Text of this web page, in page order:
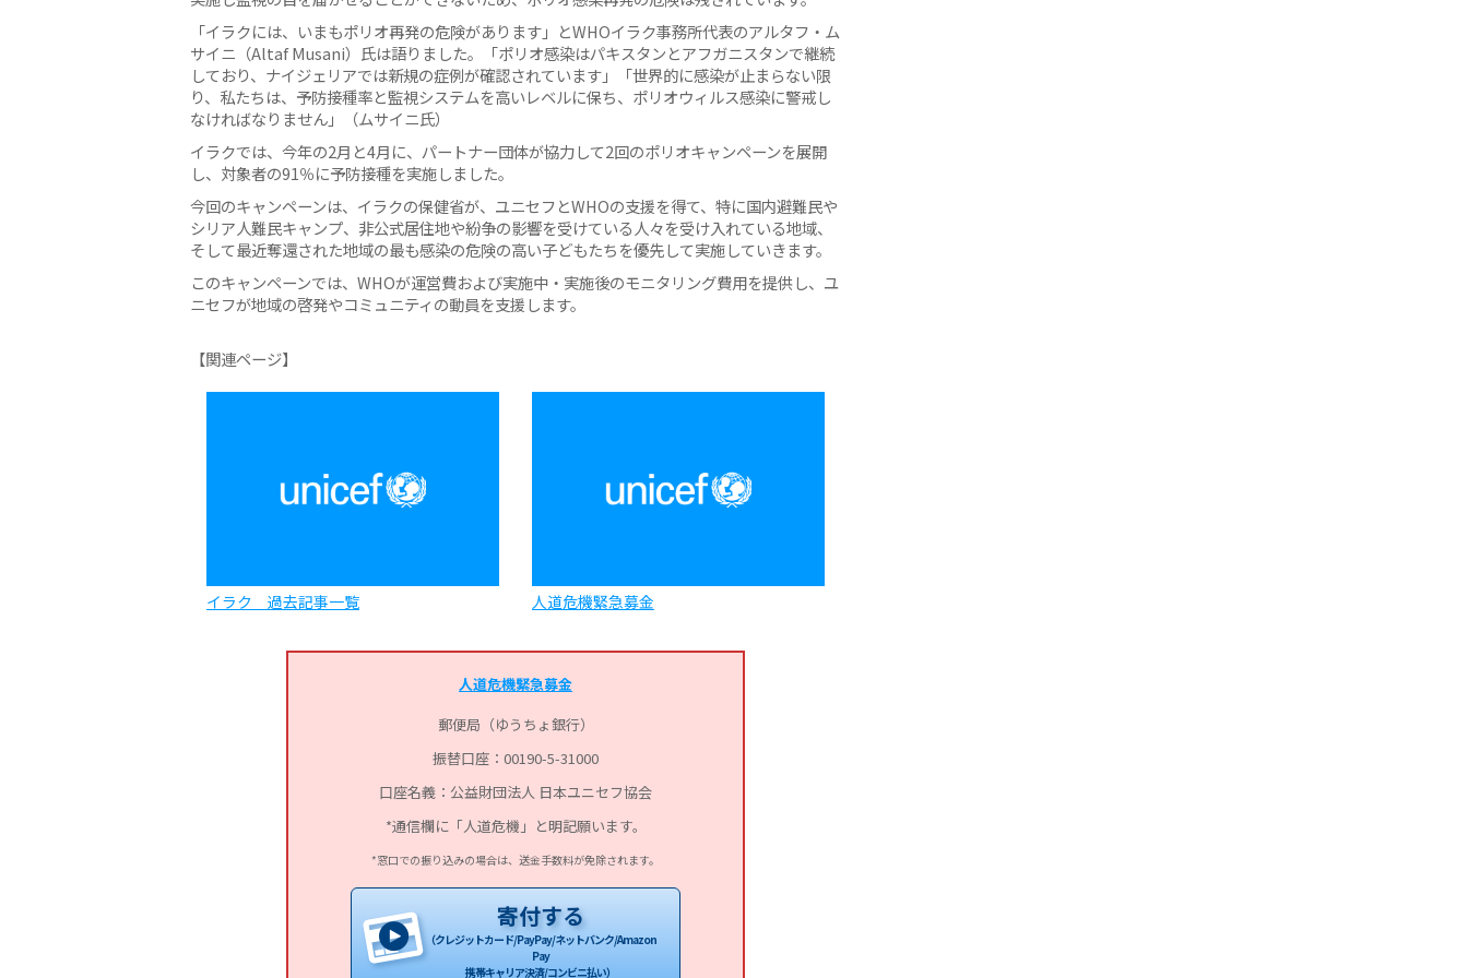
「イラクには、いまもポリオ再発の危険があります」とWHOイラク事務所代表のアルタフ・ム
サイニ（Altaf Musani）氏は語りました。「ポリオ感染はパキスタンとアフガニスタンで継続
しており、ナイジェリアでは新規の症例が確認されています」「世界的に感染が止まらない限
り、私たちは、予防接種率と監視システムを高いレベルに保ち、ポリオウィルス感染に警戒し
なければなりません」（ムサイニ氏）
イラクでは、今年の2月と4月に、パートナー団体が協力して2回のポリオキャンペーンを展開
し、対象者の91％に予防接種を実施しました。
今回のキャンペーンは、イラクの保健省が、ユニセフとWHOの支援を得て、特に国内避難民や
シリア人難民キャンプ、非公式居住地や紛争の影響を受けている人々を受け入れている地域、
そして最近奪還された地域の最も感染の危険の高い子どもたちを優先して実施していきます。
このキャンペーンでは、WHOが運営費および実施中・実施後のモニタリング費用を提供し、ユ
ニセフが地域の啓発やコミュニティの動員を支援します。
【関連ページ】
イラク 過去記事一覧 人道危機緊急募金
人道危機緊急募金
郵便局（ゆうちょ銀行）
振替口座：00190-5-31000
口座名義：公益財団法人 日本ユニセフ協会
*通信欄に「人道危機」と明記願います。
*窓口での振り込みの場合は、送金手数料が免除されます。
寄付する
（クレジットカード/PayPay/ネットバンク/Amazon
Pay
携帯キャリア決済/コンビニ払い）